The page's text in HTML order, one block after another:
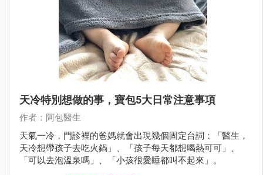
天冷特別想做的事，寶包5大日常注意事項
作者：阿包醫生
天氣一冷，門診裡的爸媽就會出現幾個固定台詞：「醫生，
天冷想帶孩子去吃火鍋」、「孩子每天都想喝熱可可」、
「可以去泡溫泉嗎」、「小孩很愛睡都叫不起來」。